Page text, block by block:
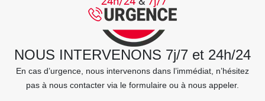
NOUS INTERVENONS 7j/7 et 24h/24
En cas d’urgence, nous intervenons dans l’immédiat, n’hésitez
pas à nous contacter via le formulaire ou à nous appeler.